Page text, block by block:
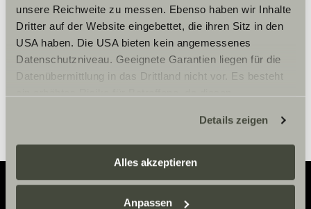
unsere Reichweite zu messen. Ebenso haben wir Inhalte
Dritter auf der Website eingebettet, die ihren Sitz in den
USA haben. Die USA bieten kein angemessenes
Datenschutzniveau. Geeignete Garantien liegen für die
Datenübermittlung in das Drittland nicht vor. Es besteht
zustehen. Eingesetzte Dienstleister können Daten für
eigene Zwecke verarbeiten und mit anderen Daten
zusammenführen. Weitere Informationen finden Sie hier:
Datenschutzerklärung
Details zeigen
Alles akzeptieren
Anpassen
Nastavení souborů cookie